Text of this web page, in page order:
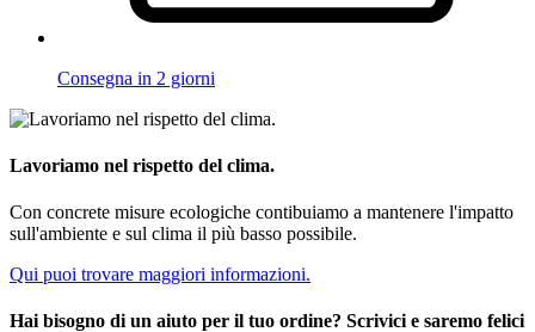
Consegna in 2 giorni
Lavoriamo nel rispetto del clima.
Con concrete misure ecologiche contibuiamo a mantenere l'impatto
sull'ambiente e sul clima il più basso possibile.
Qui puoi trovare maggiori informazioni.
Hai bisogno di un aiuto per il tuo ordine? Scrivici e saremo felici